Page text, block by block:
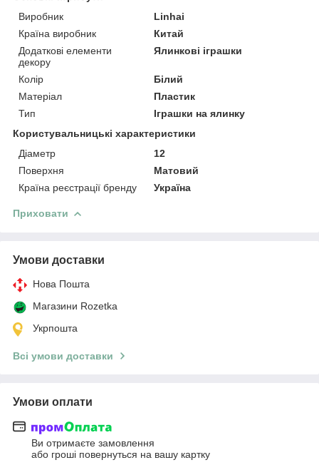
Виробник
Linhai
Країна виробник
Китай
Додаткові елементи
декору
Ялинкові іграшки
Колір
Білий
Матеріал
Пластик
Тип
Іграшки на ялинку
Користувальницькі характеристики
Діаметр
12
Поверхня
Матовий
Країна реєстрації бренду
Україна
Приховати
Умови доставки
Нова Пошта
Магазини Rozetka
Укрпошта
Всі умови доставки
Умови оплати
Ви отримаєте замовлення
або гроші повернуться на вашу картку